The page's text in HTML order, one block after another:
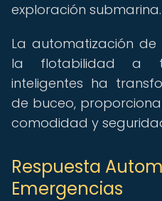
exploración submarina.
La automatización
la flotabilidad a
inteligentes ha
de buceo,
comodidad y
Respuesta
Emergencias